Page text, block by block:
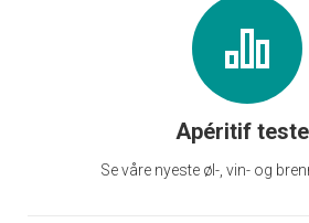
Apéritif
Se våre nyeste øl-, vin- og